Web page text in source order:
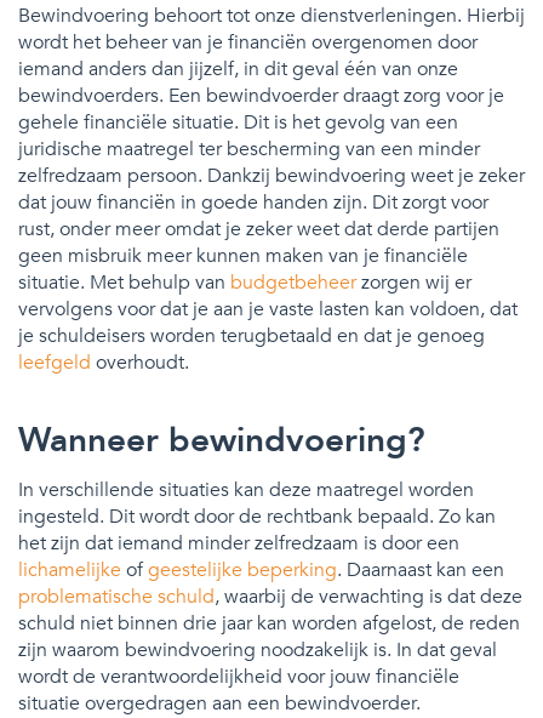
Bewindvoering behoort tot onze dienstverleningen. Hierbij
wordt het beheer van je financiën overgenomen door
iemand anders dan jijzelf, in dit geval één van onze
bewindvoerders. Een bewindvoerder draagt zorg voor je
gehele financiële situatie. Dit is het gevolg van een
juridische maatregel ter bescherming van een minder
zelfredzaam persoon. Dankzij bewindvoering weet je zeker
dat jouw financiën in goede handen zijn. Dit zorgt voor
rust, onder meer omdat je zeker weet dat derde partijen
geen misbruik meer kunnen maken van je financiële
situatie. Met behulp van budgetbeheerzorgen wij er
vervolgens voor dat je aan je vaste lasten kan voldoen, dat
je schuldeisers worden terugbetaald en dat je genoeg
leefgeld overhoudt.
Wanneer bewindvoering?
In verschillende situaties kan deze maatregel worden
ingesteld. Dit wordt door de rechtbank bepaald. Zo kan
het zijn dat iemand minder zelfredzaam is door een
lichamelijke ofgeestelijke beperking. Daarnaast kan een
problematische schuld, waarbij de verwachting is dat deze
schuld niet binnen drie jaar kan worden afgelost, de reden
zijn waarom bewindvoering noodzakelijk is. In dat geval
wordt de verantwoordelijkheid voor jouw financiële
situatie overgedragen aan een bewindvoerder.